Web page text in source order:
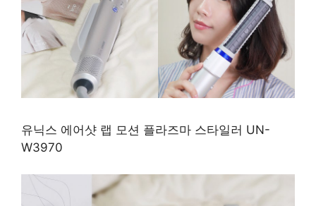
유닉스 에어샷 랩 모션 플라즈마 스타일러 UN-
W3970